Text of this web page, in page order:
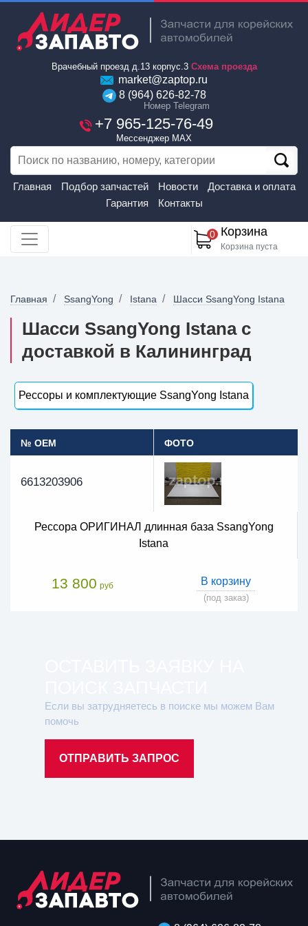
Врачебный проезд д.13 корпус.3 Схема проезда
market@zaptop.ru
8 (964) 626-82-78
Номер Telegram
+7 965-125-76-49
Мессенджер MAX
Главная Подбор запчастей Новости
Доставка и оплата
Гарантия
Контакты
0 Корзина
Корзина пуста
Главная SsangYong Istana Шасси SsangYong Istana
Шасси SsangYong Istana с
доставкой в Калининград
Рессоры и комплектующие SsangYong Istana
№ OEM ФОТО
6613203906
Рессора ОРИГИНАЛ длинная база SsangYong
Istana
13 800 руб В корзину
(под заказ)
Если вы затрудняетесь в поиске мы можем Вам
помочь
ОТПРАВИТЬ ЗАПРОС